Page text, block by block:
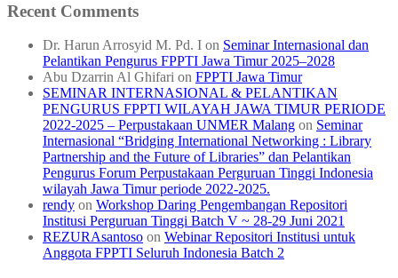
Recent Comments
Dr. Harun Arrosyid M. Pd. I on Seminar Internasional dan
Pelantikan Pengurus FPPTI Jawa Timur 2025–2028
Abu Dzarrin Al Ghifari on FPPTI Jawa Timur
SEMINAR INTERNASIONAL & PELANTIKAN
PENGURUS FPPTI WILAYAH JAWA TIMUR PERIODE
2022-2025 – Perpustakaan UNMER Malang on Seminar
Internasional “Bridging International Networking : Library
Partnership and the Future of Libraries” dan Pelantikan
Pengurus Forum Perpustakaan Perguruan Tinggi Indonesia
wilayah Jawa Timur periode 2022-2025.
rendy on Workshop Daring Pengembangan Repositori
Institusi Perguruan Tinggi Batch V ~ 28-29 Juni 2021
REZURAsantoso on Webinar Repositori Institusi untuk
Anggota FPPTI Seluruh Indonesia Batch 2